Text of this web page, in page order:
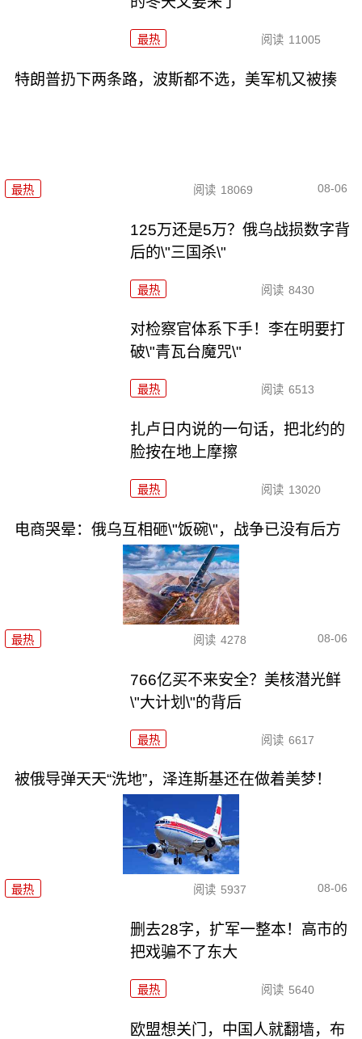
最热 阅读 11005
特朗普扔下两条路，波斯都不选，美军机又被揍
最热 阅读 18069 08-06
125万还是5万？俄乌战损数字背
后的\"三国杀\"
最热 阅读 8430
对检察官体系下手！李在明要打
破\"青瓦台魔咒\"
最热 阅读 6513
扎卢日内说的一句话，把北约的
脸按在地上摩擦
最热 阅读 13020
电商哭晕：俄乌互相砸\"饭碗\"，战争已没有后方
最热 阅读 4278 08-06
766亿买不来安全？美核潜光鲜
\"大计划\"的背后
最热 阅读 6617
被俄导弹天天“洗地”，泽连斯基还在做着美梦！
最热 阅读 5937 08-06
删去28字，扩军一整本！高市的
把戏骗不了东大
最热 阅读 5640
欧盟想关门，中国人就翻墙，布